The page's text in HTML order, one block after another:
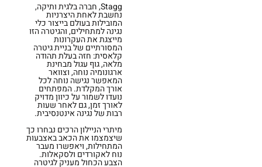
Stagg, חברה בלגית ותיקה,
נחשבת לאחת היצרניות
המובילות בעולם בייצור כלי
נגינה למתחילים, והגיטרה הזו
מייצגת את העקרונות
המסורתיים של בניית גיטרה
קלאסית: חזה בעלת תהודה
מלאה, גוף עגול מבחינת
ארגונומיה נוחה, וצוואר
המאפשר נגישה נוחה לכל
אורך המקלדת. המפתחים
נועדו לשמור על כיוון מדויק
לאורך זמן, גם לאחר שעות
רבות של נגינה אינטנסיבית.
מיתרי הניילון הרכים נבחרו כך
שיצמצמו את הכאב באצבעות
המתחילות, ויאפשרו מעבר
נוח לאקורדים ולסקאלות.
הצבע הכחול מעניק לגיטרה